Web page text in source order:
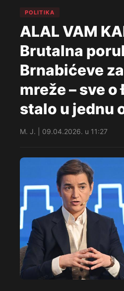
POLITIKA
ALAL VAM
Brutalna
Brnabićeve
mreže – sve
stalo u jednu
M. J. | 09.04.2026. u 11:27